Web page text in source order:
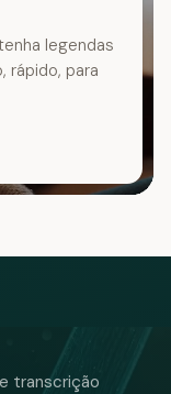
legendas
rápido, para
transcrição